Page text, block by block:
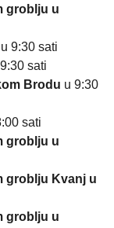
groblju u
u 9:30 sati
sati
Brodu u 9:30
sati
groblju u
groblju Kvanj u
groblju u